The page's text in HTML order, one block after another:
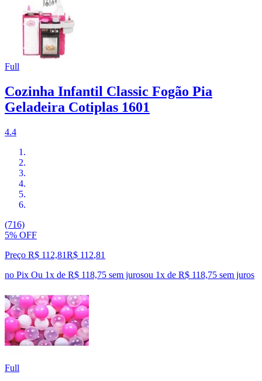
Full
Cozinha Infantil Classic Fogão Pia
Geladeira Cotiplas 1601
4.4
(716)
5% OFF
Preço R$ 112,81R$ 112,81
no Pix Ou 1x de R$ 118,75 sem jurosou 1x de R$ 118,75 sem juros
Full